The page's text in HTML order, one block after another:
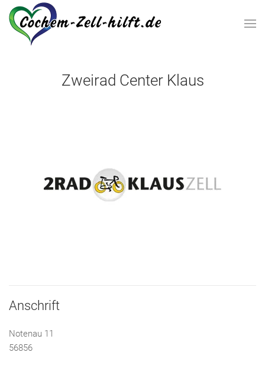
Zum Hauptinhalt springen
Zweirad Center Klaus
Anschrift
Notenau 11
56856